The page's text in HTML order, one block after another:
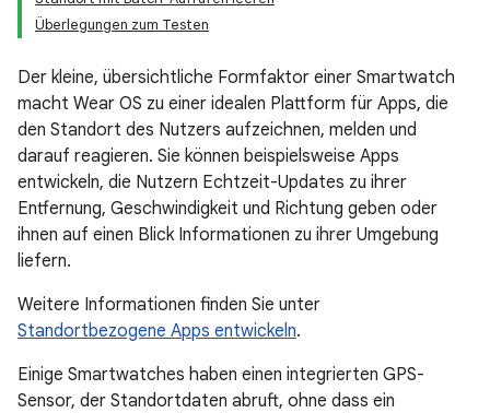
Überlegungen zum Testen
Der kleine, übersichtliche Formfaktor einer Smartwatch
macht Wear OS zu einer idealen Plattform für Apps, die
den Standort des Nutzers aufzeichnen, melden und
darauf reagieren. Sie können beispielsweise Apps
entwickeln, die Nutzern Echtzeit-Updates zu ihrer
Entfernung, Geschwindigkeit und Richtung geben oder
ihnen auf einen Blick Informationen zu ihrer Umgebung
liefern.
Weitere Informationen finden Sie unter
Standortbezogene Apps entwickeln.
Einige Smartwatches haben einen integrierten GPS-
Sensor, der Standortdaten abruft, ohne dass ein